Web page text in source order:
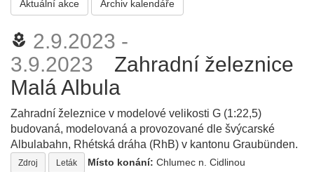
Aktuální akce Archiv kalendáře
local_florist 2.9.2023 -
3.9.2023
Zahradní železnice
Malá Albula
Zahradní železnice v modelové velikosti G (1:22,5)
budovaná, modelovaná a provozované dle švýcarské
Albulabahn, Rhétská dráha (RhB) v kantonu Graubünden.
Zdroj Leták Místo konání: Chlumec n. Cidlinou